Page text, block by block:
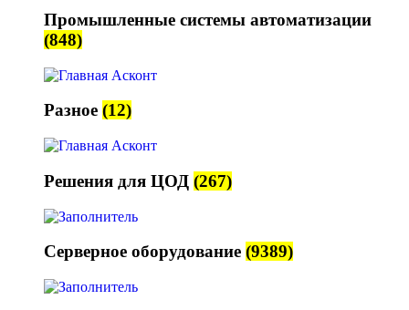
Промышленные системы автоматизации
(848)
Разное (12)
Решения для ЦОД (267)
Серверное оборудование (9389)